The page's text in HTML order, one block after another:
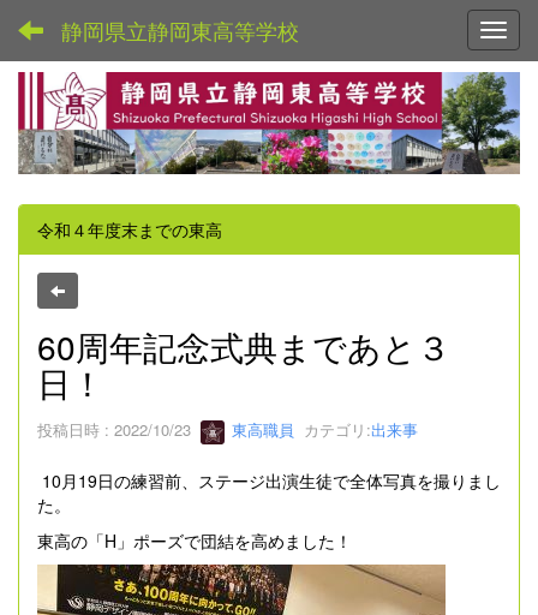
静岡県立静岡東高等学校
令和４年度末までの東高
60周年記念式典まであと３
日！
投稿日時 : 2022/10/23 東高職員 カテゴリ:出来事
10月19日の練習前、ステージ出演生徒で全体写真を撮りまし
た。
東高の「H」ポーズで団結を高めました！